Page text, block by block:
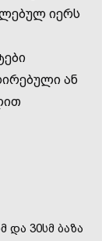
იერს
ან
და 30სმ ბაზა